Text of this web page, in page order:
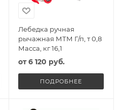
Лебедка ручная
рычажная МТМ Г/п, т 0,8
Масса, кг 16,1
от6 120 руб.
ПОДРОБНЕЕ